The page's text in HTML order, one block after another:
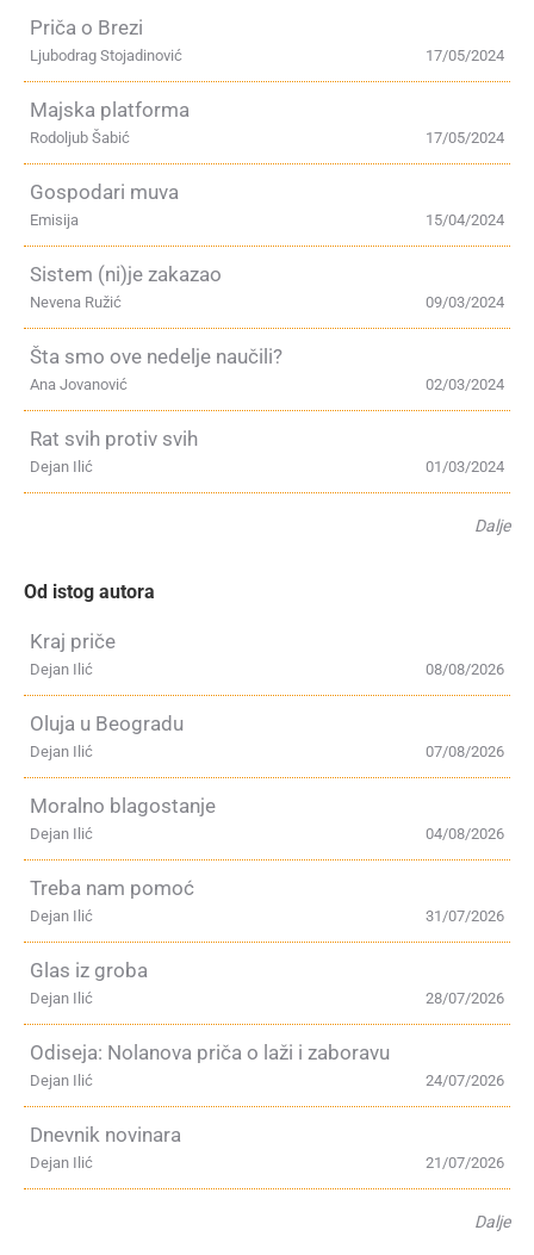
Priča o Brezi
17/05/2024
Ljubodrag Stojadinović
Majska platforma
17/05/2024
Rodoljub Šabić
Gospodari muva
15/04/2024
Emisija
Sistem (ni)je zakazao
09/03/2024
Nevena Ružić
Šta smo ove nedelje naučili?
02/03/2024
Ana Jovanović
Rat svih protiv svih
01/03/2024
Dejan Ilić
Dalje
Od istog autora
Kraj priče
08/08/2026
Dejan Ilić
Oluja u Beogradu
07/08/2026
Dejan Ilić
Moralno blagostanje
04/08/2026
Dejan Ilić
Treba nam pomoć
31/07/2026
Dejan Ilić
Glas iz groba
28/07/2026
Dejan Ilić
Odiseja: Nolanova priča o laži i zaboravu
24/07/2026
Dejan Ilić
Dnevnik novinara
21/07/2026
Dejan Ilić
Dalje